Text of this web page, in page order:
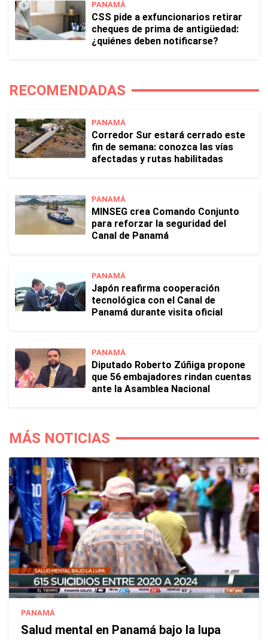
PANAMÁ
CSS pide a exfuncionarios retirar
cheques de prima de antigüedad:
¿quiénes deben notificarse?
RECOMENDADAS
PANAMÁ
Corredor Sur estará cerrado este
fin de semana: conozca las vías
afectadas y rutas habilitadas
PANAMÁ
MINSEG crea Comando Conjunto
para reforzar la seguridad del
Canal de Panamá
PANAMÁ
Japón reafirma cooperación
tecnológica con el Canal de
Panamá durante visita oficial
PANAMÁ
Diputado Roberto Zúñiga propone
que 56 embajadores rindan cuentas
ante la Asamblea Nacional
MÁS NOTICIAS
PANAMÁ
Salud mental en Panamá bajo la lupa